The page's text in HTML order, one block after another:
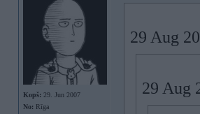
Kopš: 29. Jun 2007
No: Rīga
29 Aug
29 Aug